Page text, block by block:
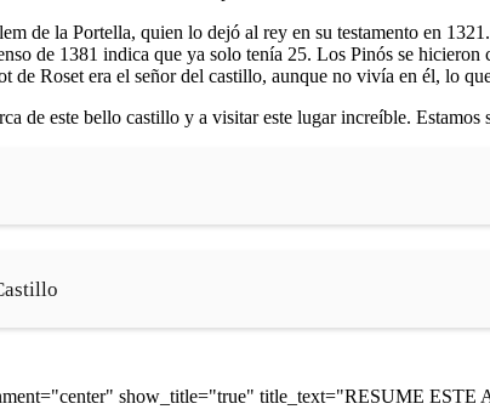
de la Portella, quien lo dejó al rey en su testamento en
de 1381 indica que ya solo tenía 25. Los Pinós se
Roset era el señor del castillo, aunque no vivía en él, lo
de este bello castillo y a visitar este lugar increíble.
show_title="true" title_text="RESUME